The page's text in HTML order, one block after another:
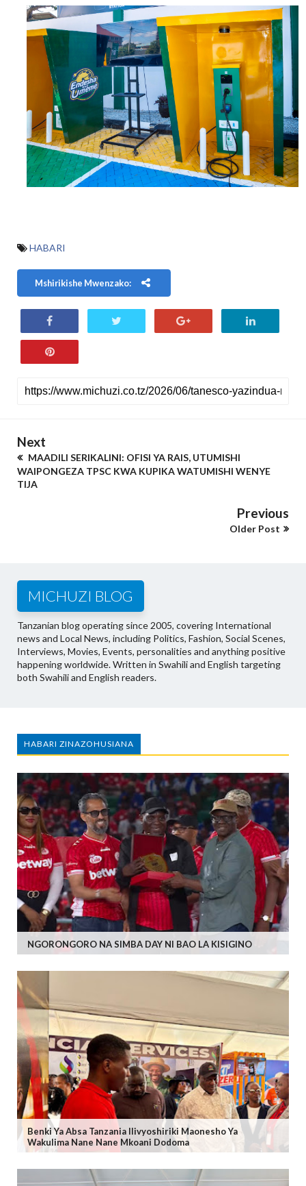
HABARI
Mshirikishe Mwenzako:
Next
MAADILI SERIKALINI: OFISI YA RAIS, UTUMISHI
WAIPONGEZA TPSC KWA KUPIKA WATUMISHI WENYE
TIJA
Previous
Older Post
MICHUZI BLOG
Tanzanian blog operating since 2005, covering International
news and Local News, including Politics, Fashion, Social Scenes,
Interviews, Movies, Events, personalities and anything positive
happening worldwide. Written in Swahili and English targeting
both Swahili and English readers.
HABARI ZINAZOHUSIANA
NGORONGORO NA SIMBA DAY NI BAO LA KISIGINO
Benki Ya Absa Tanzania Ilivyoshiriki Maonesho Ya
Wakulima Nane Nane Mkoani Dodoma